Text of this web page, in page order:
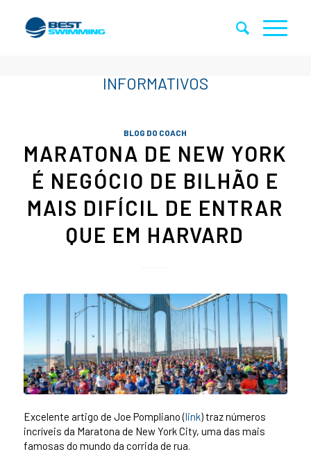
BLOG DO COACH
MARATONA DE NEW YORK
É NEGÓCIO DE BILHÃO E
MAIS DIFÍCIL DE ENTRAR
QUE EM HARVARD
Excelente artigo de Joe Pompliano (link) traz números
incríveis da Maratona de New York City, uma das mais
famosas do mundo da corrida de rua.